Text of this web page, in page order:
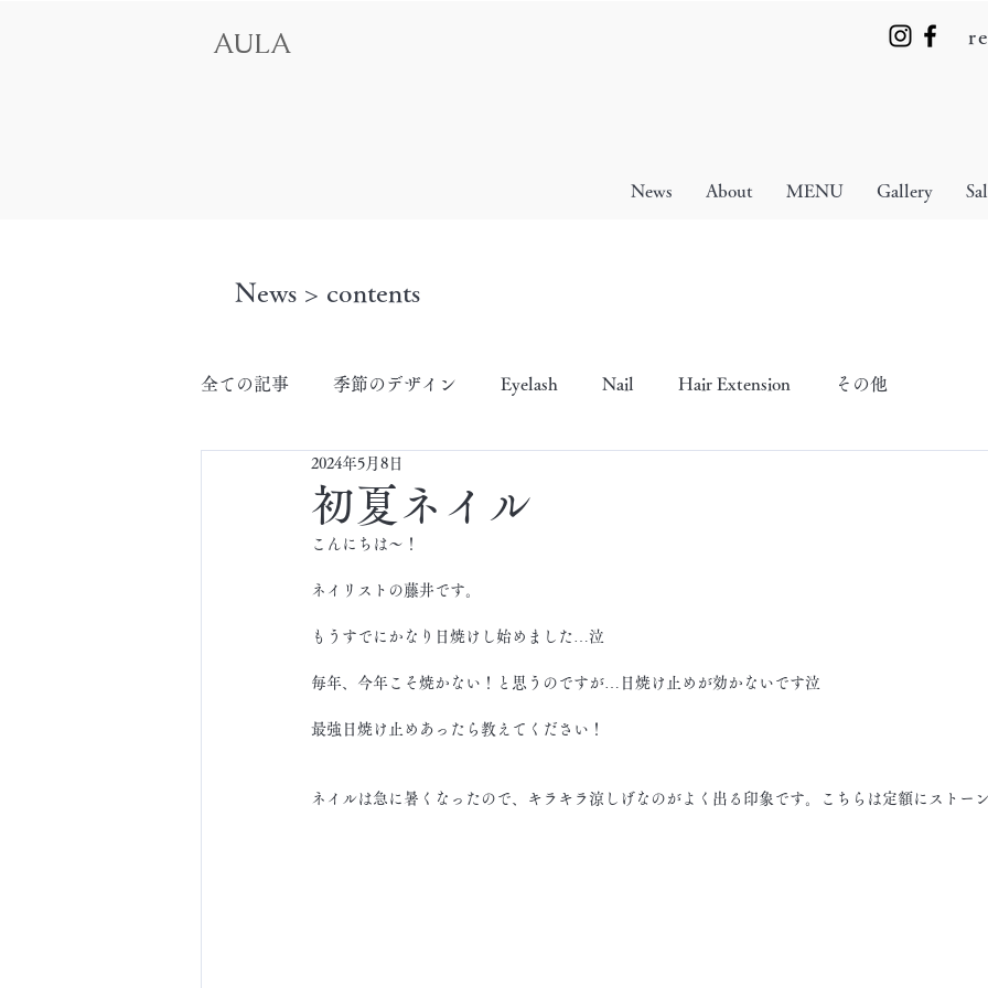
AULA
News About MENU Gallery
News > contents
全ての記事 季節のデザイン Eyelash Nail Hair Extension その他
初夏ネイル
2024年5月8日
こんにちは～！
ネイリストの藤井です。
もうすでにかなり日焼けし始めました…泣
毎年、今年こそ焼かない！と思うのですが…日焼け止めが効かないです泣
最強日焼け止めあったら教えてください！
ネイルは急に暑くなったので、キラキラ涼しげなのがよく出る印象です。こちらは定額にストー